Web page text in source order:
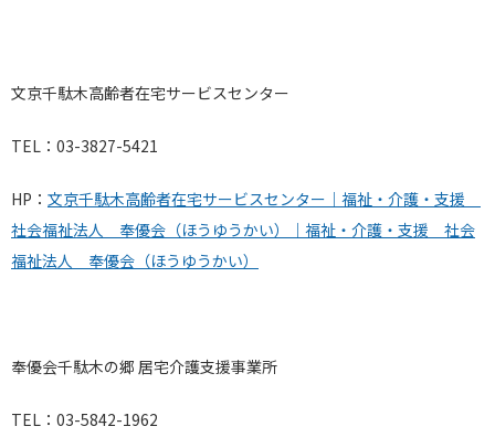
文京千駄木高齢者在宅サービスセンター
TEL：03-3827-5421
HP： 文京千駄木高齢者在宅サービスセンター｜福祉・介護・支援
社会福祉法人 奉優会（ほうゆうかい）｜福祉・介護・支援 社会
福祉法人 奉優会（ほうゆうかい）
奉優会千駄木の郷 居宅介護支援事業所
TEL：03-5842-1962